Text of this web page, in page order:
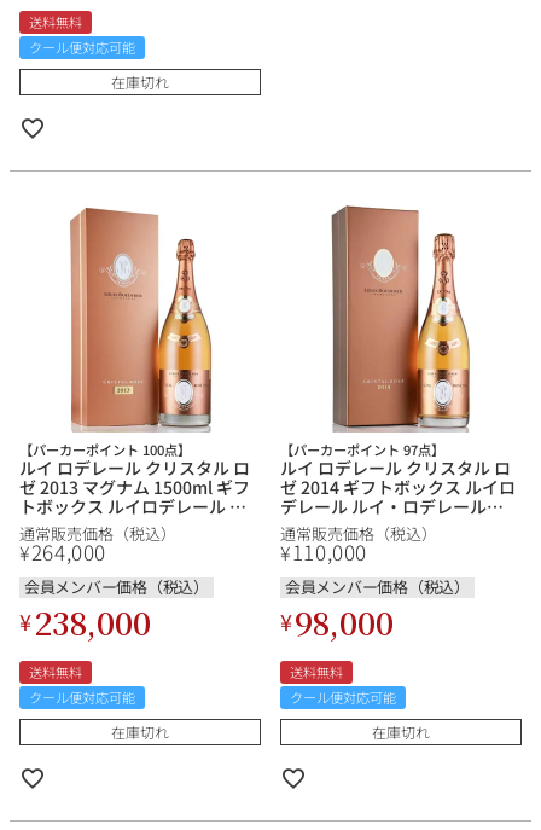
送料無料
クール便対応可能
在庫切れ
【パーカーポイント 100点】
ルイ ロデレール クリスタル ロ
ゼ 2013 マグナム 1500ml ギフ
トボックス ルイロデレール ル
イ・ロデレール Louis
Roederer Cristal Rose フラン
ス シャンパン シャンパーニュ
通常販売価格（税込）
¥264,000
会員メンバー価格（税込）
¥238,000
送料無料
クール便対応可能
在庫切れ
【パーカーポイント 97点】
ルイ ロデレール クリスタル ロ
ゼ 2014 ギフトボックス ルイロ
デレール ルイ・ロデレール
Louis Roederer Cristal Rose
フランス シャンパン シャンパ
ーニュ
通常販売価格（税込）
¥110,000
会員メンバー価格（税込）
¥98,000
送料無料
クール便対応可能
在庫切れ